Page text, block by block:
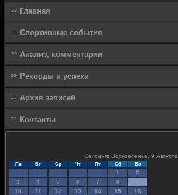
Главная
Спортивные события
Анализ, комментарии
Рекорды и успехи
Архив записей
Контакты
Сегодня: Воскресенье, 9 Августа
Пн Вт Ср Чт Пт Сб Вс
1
2
3
4 5 6 7 8
9
10
11 12 13 14 15
16